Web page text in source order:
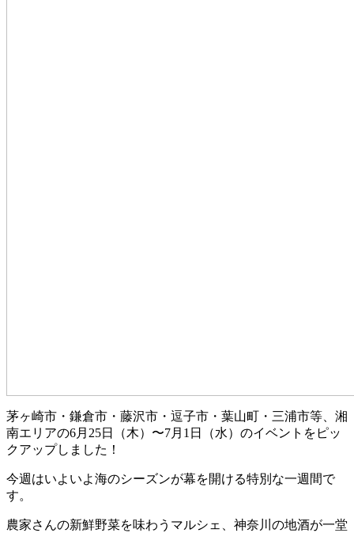
茅ヶ崎市・鎌倉市・藤沢市・逗子市・葉山町・三浦市等、湘
南エリアの6月25日（木）〜7月1日（水）のイベントをピッ
クアップしました！
今週はいよいよ海のシーズンが幕を開ける特別な一週間で
す。
農家さんの新鮮野菜を味わうマルシェ、神奈川の地酒が一堂